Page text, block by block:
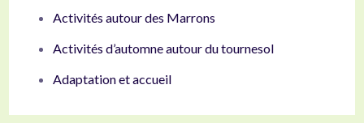
Activités autour des Marrons
Activités d’automne autour du tournesol
Adaptation et accueil